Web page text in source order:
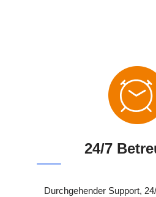
24/7
Durchgehender Support,